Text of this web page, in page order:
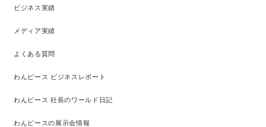
ビジネス実績
メディア実績
よくある質問
わんピース ビジネスレポート
わんピース 社長のワールド日記
わんピースの展示会情報